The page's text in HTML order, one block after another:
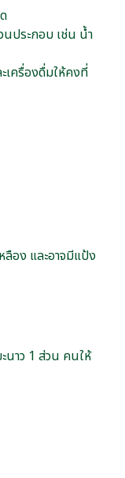
นประกอบ เช่น น้ำ
เครื่องดื่มให้คงที่
ลือง และอาจมีแป้ง
นาว 1 ส่วน คนให้